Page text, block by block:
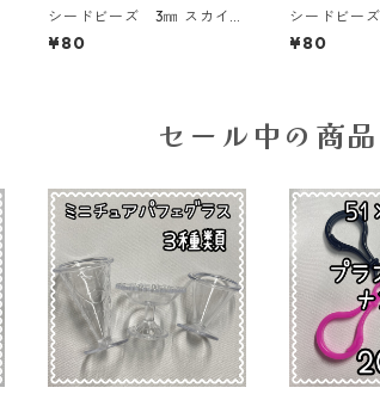
シードビーズ 3㎜ スカイブ
ルー 30ｇ【SEED-BEADS
-o03-BLU1】
¥80
シードビー
ン 30ｇ【
03-GRN2】
¥80
セール中の商品